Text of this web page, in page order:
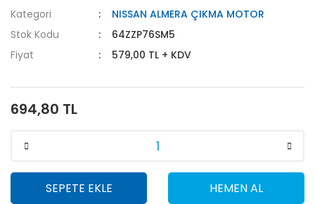
Kategori
NISSAN ALMERA ÇIKMA MOTOR
Stok Kodu
64ZZP76SM5
Fiyat
579,00 TL + KDV
694,80 TL
SEPETE EKLE HEMEN AL